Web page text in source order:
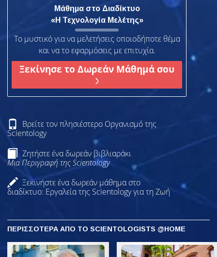
Μάθημα στο Διαδίκτυο
«Η Τεχνολογία Μελέτης»
Το μυστικό για να μελετήσεις οποιοδήποτε θέμα
και να το εφαρμόσεις με επιτυχία.
Ξεκίνησε το Δωρεάν Μάθημά σου
Βρείτε τον πλησιέστερο Οργανισμό της
Scientology
Ζητήστε ένα δωρεάν βιβλιαράκι
Μια Περιγραφή της Scientology
Ξεκινήστε ένα δωρεάν μάθημα στο
διαδίκτυο: Εργαλεία της Scientology για τη Ζωή
ΠΕΡΙΣΣΟΤΕΡΑ ΑΠΟ ΤΟ SCIENTOLOGISTS @HOME